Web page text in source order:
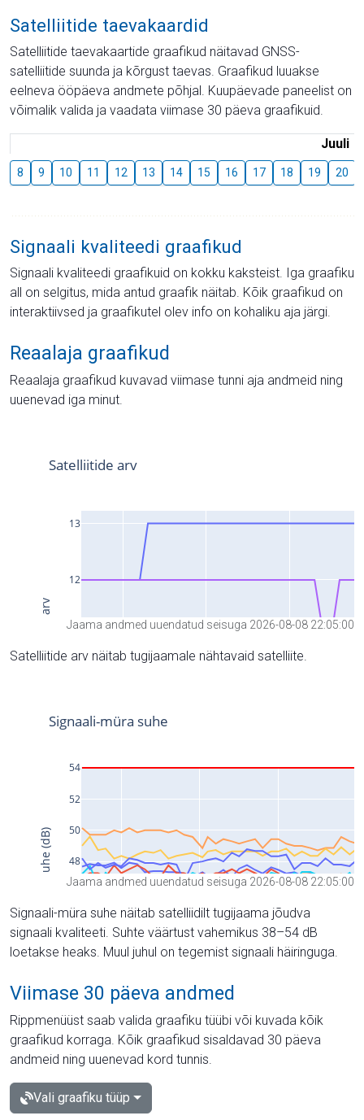
Satelliitide taevakaardid
Satelliitide taevakaartide graafikud näitavad GNSS-
satelliitide suunda ja kõrgust taevas. Graafikud luuakse
eelneva ööpäeva andmete põhjal. Kuupäevade paneelist on
võimalik valida ja vaadata viimase 30 päeva graafikuid.
Juuli
8 9 10 11 12 13 14 15 16 17 18 19 20
Signaali kvaliteedi graafikud
Signaali kvaliteedi graafikuid on kokku kaksteist. Iga graafiku
all on selgitus, mida antud graafik näitab. Kõik graafikud on
interaktiivsed ja graafikutel olev info on kohaliku aja järgi.
Reaalaja graafikud
Reaalaja graafikud kuvavad viimase tunni aja andmeid ning
uuenevad iga minut.
Jaama andmed uuendatud seisuga 2026-08-08 22:05:00
Satelliitide arv näitab tugijaamale nähtavaid satelliite.
Jaama andmed uuendatud seisuga 2026-08-08 22:05:00
Signaali-müra suhe näitab satelliidilt tugijaama jõudva
signaali kvaliteeti. Suhte väärtust vahemikus 38–54 dB
loetakse heaks. Muul juhul on tegemist signaali häiringuga.
Viimase 30 päeva andmed
Rippmenüüst saab valida graafiku tüübi või kuvada kõik
graafikud korraga. Kõik graafikud sisaldavad 30 päeva
andmeid ning uuenevad kord tunnis.
Vali graafiku tüüp